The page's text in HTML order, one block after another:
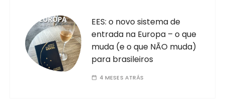
EES: o novo sistema de
entrada na Europa – o que
muda (e o que NÃO muda)
para brasileiros
4 MESES ATRÁS